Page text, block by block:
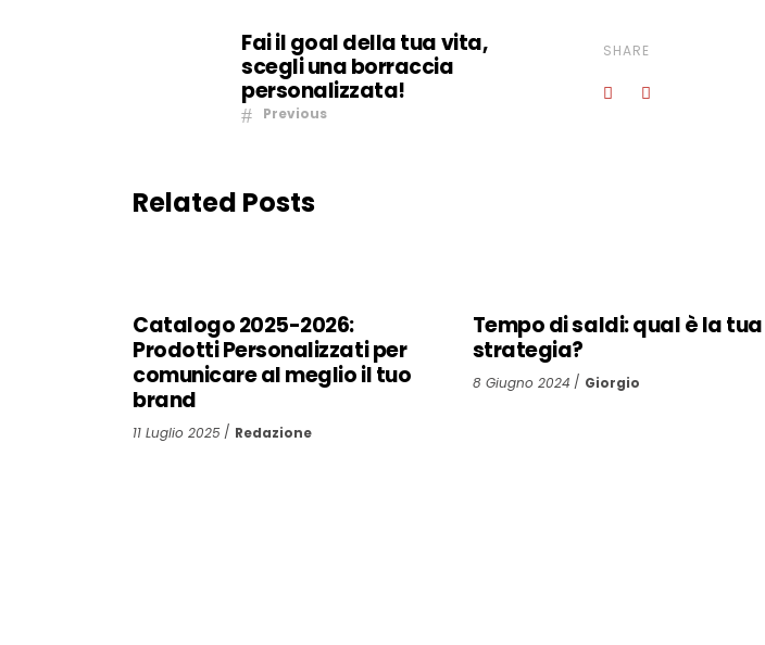
Fai il goal della tua vita,
scegli una borraccia
personalizzata!
Previous
SHARE
Related Posts
Catalogo 2025-2026:
Prodotti Personalizzati per
comunicare al meglio il tuo
brand
11 Luglio 2025 Redazione
Tempo di saldi: qual è la tua
strategia?
8 Giugno 2024 Giorgio